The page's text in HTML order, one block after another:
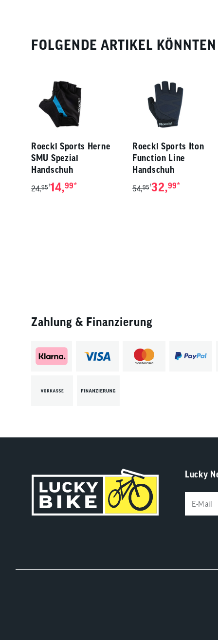
FOLGENDE ARTIKEL
Roeckl Sports Herne
SMU Spezial
Handschuh
24,95 114,99*
Roeckl Sports Iton
Function Line
Handschuh
54,95 132,99*
Zahlung & Finanzierung
Lucky